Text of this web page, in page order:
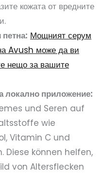
кожата от вредните
Мощният серум
Avush може да ви
нещо за вашите
локално приложение:
und Seren auf
wie
Vitamin C und
Diese können helfen,
von Altersflecken